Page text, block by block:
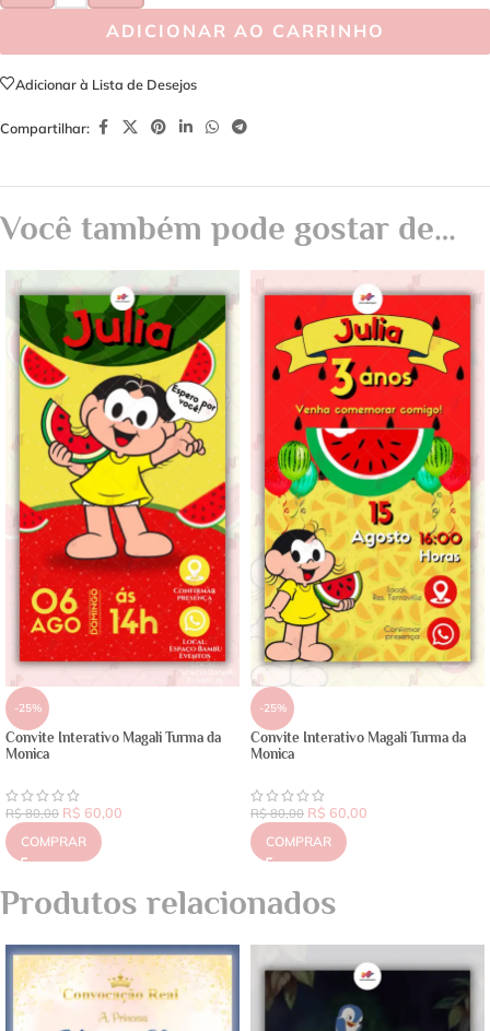
ADICIONAR AO CARRINHO
Adicionar à Lista de Desejos
Compartilhar:
Você também pode gostar de…
-25%
Convite Interativo Magali Turma da
Monica
R$80,00 R$ 60,00
COMPRAR
-25%
Convite Interativo Magali Turma da
Monica
R$80,00 R$ 60,00
COMPRAR
Produtos relacionados